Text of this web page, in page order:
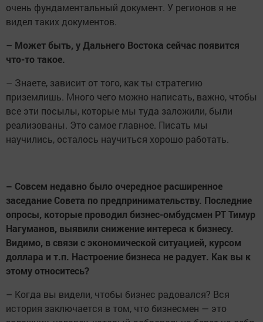
очень фундаментальный документ. У регионов я не
видел таких документов.
– Может быть, у Дальнего Востока сейчас появится
что-то такое.
– Знаете, зависит от того, как ты стратегию
приземлишь. Много чего можно написать, важно, чтобы
все эти посылы, которые мы туда заложили, были
реализованы. Это самое главное. Писать мы
научились, осталось научиться хорошо работать.
– Совсем недавно было очередное расширенное
заседание Совета по предпринимательству. Последние
опросы, которые проводил бизнес-омбудсмен РТ Тимур
Нагуманов, выявили снижение интереса к бизнесу.
Видимо, в связи с экономической ситуацией, курсом
доллара и т.п. Настроение бизнеса не радует. Как вы к
этому относитесь?
– Когда вы видели, чтобы бизнес радовался? Вся
история заключается в том, что бизнесмен — это